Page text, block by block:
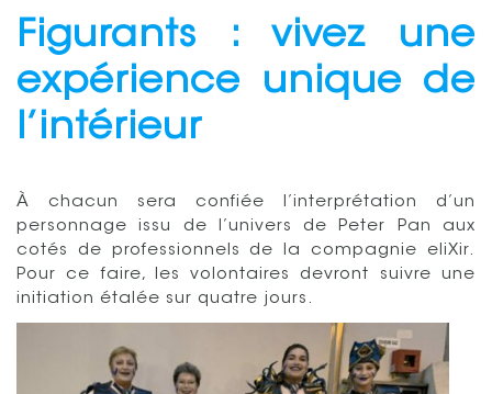
Figurants : vivez une
expérience unique de
l’intérieur
À chacun sera confiée l’interprétation d’un
personnage issu de l’univers de Peter Pan aux
cotés de professionnels de la compagnie eliXir.
Pour ce faire, les volontaires devront suivre une
initiation étalée sur quatre jours.